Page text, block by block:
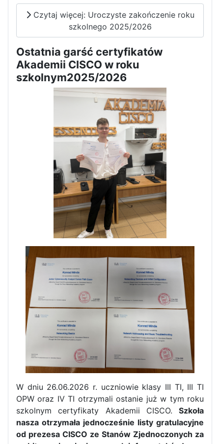
Czytaj więcej: Uroczyste zakończenie roku
szkolnego 2025/2026
Ostatnia garść certyfikatów
Akademii CISCO w roku
szkolnym2025/2026
W dniu 26.06.2026 r. uczniowie klasy III TI, III TI
OPW oraz IV TI otrzymali ostanie już w tym roku
szkolnym certyfikaty Akademii CISCO. Szkoła
nasza otrzymała jednocześnie listy gratulacyjne
od prezesa CISCO ze Stanów Zjednoczonych za